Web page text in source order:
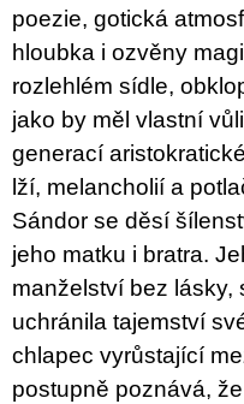
poezie, gotická
hloubka i ozvěny
rozlehlém sídle,
jako by měl vlastní
generací
lží, melancholií a
Sándor se děsí
jeho matku i bratra.
manželství bez lásky,
uchránila tajemství
chlapec vyrůstající
postupně poznává,